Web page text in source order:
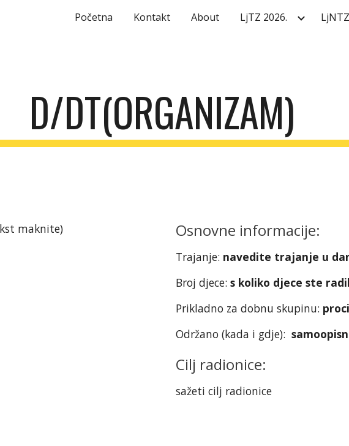
Skip to main content Skip to navigation
Početna Kontakt About LjTZ 2026. LjNTZ
D/DT(ORGANIZAM)
maknite) Osnovne informacije:
Trajanje: navedite trajanje u
Broj djece: s koliko djece ste
Prikladno za dobnu skupinu:
Održano (kada i gdje):
Cilj radionice:
sažeti cilj radionice